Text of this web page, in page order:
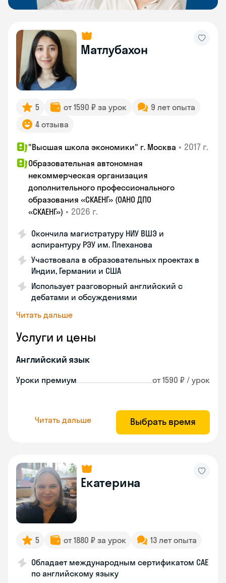
Матлубахон
5 от 1590 ₽ за урок
9 лет опыта
4 отзыва
"Высшая школа экономики" г. Москва • 2017 г.
Образовательная автономная
некоммерческая организация
дополнительного профессионального
образования «СКАЕНГ» (ОАНО ДПО
«СКАЕНГ») • 2026 г.
Окончила магистратуру НИУ ВШЭ и
аспирантуру РЭУ им. Плеханова
Участвовала в образовательных проектах в
Индии, Германии и США
Использует разговорный английский с
дебатами и обсуждениями
Читать дальше
Услуги и цены
Английский язык
Уроки премиум от 1590 ₽ / урок
Читать дальше Выбрать время
Екатерина
5 от 1880 ₽ за урок 13 лет опыта
Обладает международным сертификатом CAE
по английскому языку